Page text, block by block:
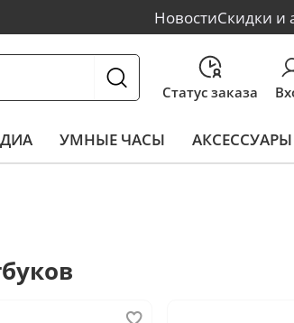
НовостиСкидки и
Статус заказа
УМНЫЕ ЧАСЫ АКСЕССУАРЫ